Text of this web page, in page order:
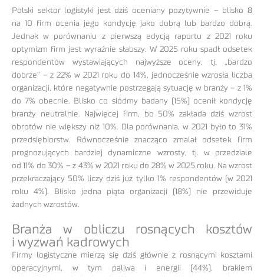
Polski sektor logistyki jest dziś oceniany pozytywnie – blisko 8
na 10 firm ocenia jego kondycję jako dobrą lub bardzo dobrą.
Jednak w porównaniu z pierwszą edycją raportu z 2021 roku
optymizm firm jest wyraźnie słabszy. W 2025 roku spadł odsetek
respondentów wystawiających najwyższe oceny, tj. „bardzo
dobrze” – z 22% w 2021 roku do 14%, jednocześnie wzrosła liczba
organizacji, które negatywnie postrzegają sytuację w branży – z 1%
do 7% obecnie. Blisko co siódmy badany (15%) ocenił kondycję
branży neutralnie. Najwięcej firm, bo 50% zakłada dziś wzrost
obrotów nie większy niż 10%. Dla porównania, w 2021 było to 31%
przedsiębiorstw. Równocześnie znacząco zmalał odsetek firm
prognozujących bardziej dynamiczne wzrosty, tj. w przedziale
od 11% do 30% – z 43% w 2021 roku do 28% w 2025 roku. Na wzrost
przekraczający 50% liczy dziś już tylko 1% respondentów (w 2021
roku 4%). Blisko jedna piąta organizacji (18%) nie przewiduje
żadnych wzrostów.
Branża w obliczu rosnących kosztów
i wyzwań kadrowych
Firmy logistyczne mierzą się dziś głównie z rosnącymi kosztami
operacyjnymi, w tym paliwa i energii (44%), brakiem